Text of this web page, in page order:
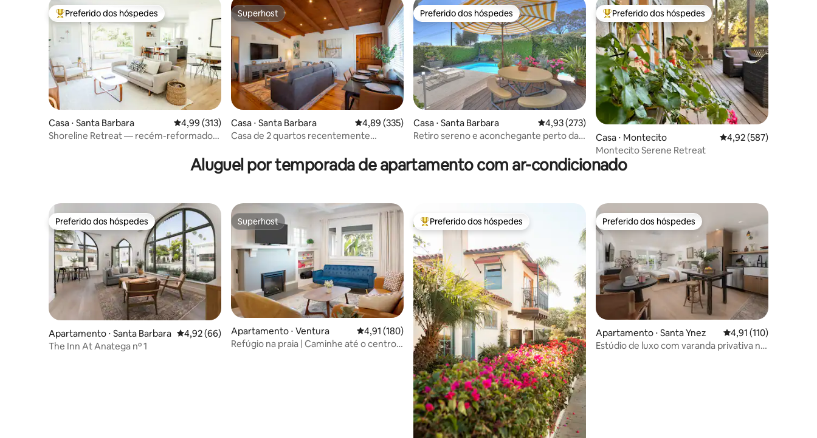
Entre os melhores preferidos dos hóspedes
Preferido dos hóspedes
Casa ⋅ Santa Barbara 4,99 de uma avaliação média de 5, 313 avaliações
4,99 (313)
Shoreline Retreat — recém-reformado,
Superhost
Superhost
Casa ⋅ Santa Barbara 4,89 de uma avaliação média de 5, 335 avaliações
4,89 (335)
Casa de 2 quartos recentemente
Preferido dos hóspedes
Preferido dos hóspedes
Casa ⋅ Santa Barbara 4,93 de uma avaliação média de 5, 273 avaliações
4,93 (273)
Retiro sereno e aconchegante perto da
Entre os melhores preferidos dos hóspedes
Preferido dos hóspedes
Casa ⋅ Montecito 4,92 de uma avaliação
4,92 (587)
Montecito Serene Retreat
Aluguel por temporada de apartamento com ar-condicionado
Preferido dos hóspedes
Preferido dos hóspedes
Apartamento ⋅ Santa Barbara 4,92 de uma avaliação média de 5, 66 avaliações
4,92 (66)
The Inn At Anatega nº 1
Superhost
Superhost
Apartamento ⋅ Ventura 4,91 de uma avaliação média de 5, 180 avaliações
4,91 (180)
Refúgio na praia | Caminhe até o centro
Entre os melhores preferidos dos hóspedes
Preferido dos hóspedes Preferido dos hóspedes
Preferido dos hóspedes
Apartamento ⋅ Santa Ynez 4,91 de uma avaliação
4,91 (110)
Estúdio de luxo com varanda privativa no